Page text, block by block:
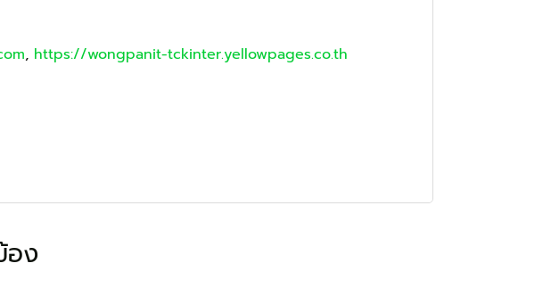
, https://wongpanit-tckinter.yellowpages.co.th
อง